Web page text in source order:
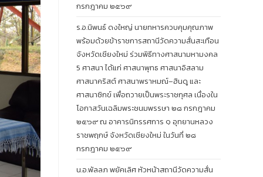
กรกฎาคม ๒๕๖๙
ร.อ.นิพนธ์ ดงใหญ่ นายทหารควบคุมคุณภาพ
พร้อมด้วยข้าราชการสถานีวัดความสั่นสะเทือน
จังหวัดเชียงใหม่ ร่วมพิธีทางศาสนามหามงคล
5 ศาสนา ได้แก่ ศาสนาพุทธ ศาสนาอิสลาม
ศาสนาคริสต์ ศาสนาพราหมณ์–ฮินดู และ
ศาสนาซิกข์ เพื่อถวายเป็นพระราชกุศล เนื่องใน
โอกาสวันเฉลิมพระชนมพรรษา ๒๘ กรกฎาคม
๒๕๖๙ ณ อาคารนิทรรศการ ๑ อุทยานหลวง
ราชพฤกษ์ จังหวัดเชียงใหม่ ในวันที่ ๒๘
กรกฎาคม ๒๕๖๙
น.อ.พัลลภ พยัคเลิศ หัวหน้าสถานีวัดความสั่น